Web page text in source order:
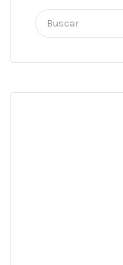
Buscar
por: